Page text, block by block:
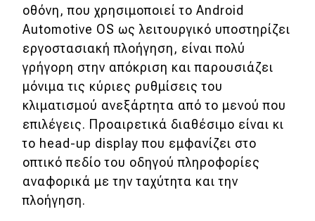
οθόνη, που χρησιμοποιεί το Android
Automotive OS ως λειτουργικό υποστηρίζει
εργοστασιακή πλοήγηση, είναι πολύ
γρήγορη στην απόκριση και παρουσιάζει
μόνιμα τις κύριες ρυθμίσεις του
κλιματισμού ανεξάρτητα από το μενού που
επιλέγεις. Προαιρετικά διαθέσιμο είναι κι
το head-up display που εμφανίζει στο
οπτικό πεδίο του οδηγού πληροφορίες
αναφορικά με την ταχύτητα και την
πλοήγηση.